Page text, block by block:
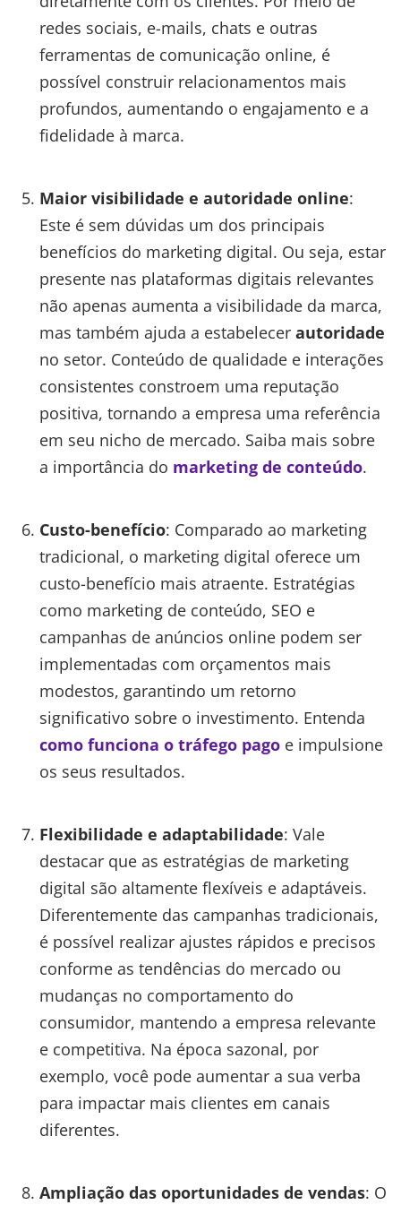
redes sociais, e-mails, chats e outras
ferramentas de comunicação online, é
possível construir relacionamentos mais
profundos, aumentando o engajamento e a
fidelidade à marca.
Maior visibilidade e autoridade online:
Este é sem dúvidas um dos principais
benefícios do marketing digital. Ou seja, estar
presente nas plataformas digitais relevantes
não apenas aumenta a visibilidade da marca,
mas também ajuda a estabelecer autoridade
no setor. Conteúdo de qualidade e interações
consistentes constroem uma reputação
positiva, tornando a empresa uma referência
em seu nicho de mercado. Saiba mais sobre
a importância do marketing de conteúdo.
Custo-benefício: Comparado ao marketing
tradicional, o marketing digital oferece um
custo-benefício mais atraente. Estratégias
como marketing de conteúdo, SEO e
campanhas de anúncios online podem ser
implementadas com orçamentos mais
modestos, garantindo um retorno
significativo sobre o investimento. Entenda
como funciona o tráfego pagoe impulsione
os seus resultados.
Flexibilidade e adaptabilidade: Vale
destacar que as estratégias de marketing
digital são altamente flexíveis e adaptáveis.
Diferentemente das campanhas tradicionais,
é possível realizar ajustes rápidos e precisos
conforme as tendências do mercado ou
mudanças no comportamento do
consumidor, mantendo a empresa relevante
e competitiva. Na época sazonal, por
exemplo, você pode aumentar a sua verba
para impactar mais clientes em canais
diferentes.
Ampliação das oportunidades de vendas: O